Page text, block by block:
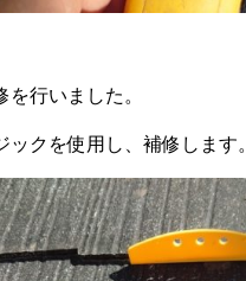
行いました。
クを使用し、補修します。